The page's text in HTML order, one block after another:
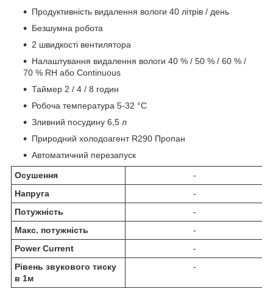
Продуктивність видалення вологи 40 літрів / день
Безшумна робота
2 швидкості вентилятора
Налаштування видалення вологи 40 % / 50 % / 60 % /
70 % RH або Continuous
Таймер 2 / 4 / 8 годин
Робоча температура 5-32 °C
Зливний посудину 6,5 л
Природний холодоагент R290 Пропан
Автоматичний перезапуск
Осушення
-
Напруга
-
Потужність
-
Макс. потужність
-
Power Current
-
Рівень звукового тиску
в 1м
-